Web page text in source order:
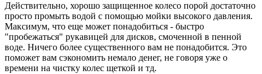
Действительно, хорошо защищенное колесо порой достаточно
просто промыть водой с помощью мойки высокого давления.
Максимум, что еще может понадобиться - быстро
"пробежаться" рукавицей для дисков, смоченной в пенной
воде. Ничего более существенного вам не понадобится. Это
поможет вам сэкономить немало денег, не говоря уже о
времени на чистку колес щеткой и тд.